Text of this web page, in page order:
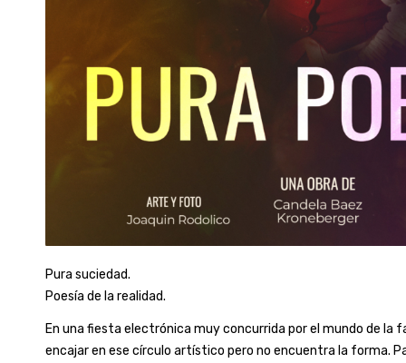
Pura suciedad.
Poesía de la realidad.
En una fiesta electrónica muy concurrida por el mundo de la
encajar en ese círculo artístico pero no encuentra la forma.